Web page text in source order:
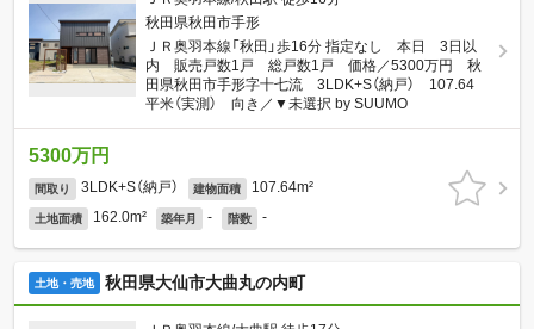
秋田県秋田市手形
ＪＲ奥羽本線「秋田」歩16分 指定なし 本日 3日以
内 販売戸数1戸 総戸数1戸 価格／5300万円 秋
田県秋田市手形字十七流 3LDK+S（納戸） 107.64
平米（実測） 向き／▼未選択 by SUUMO
5300万円
間取り 3LDK+S（納戸） 建物面積 107.64m²
土地面積 162.0m² 築年月 - 階数 -
土地・売地 秋田県大仙市大曲丸の内町